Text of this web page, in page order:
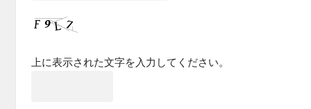
上に表示された文字を入力してください。